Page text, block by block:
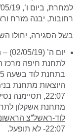
רחובות, יבנה מזרח
בשל הסגירה, יחולו
יום
בתחנת לוד בשעה 22:05;
22:07,
מתחנת אשקלון לתחנת
לוד-ראשל”צ
22:07- לא תופעל.